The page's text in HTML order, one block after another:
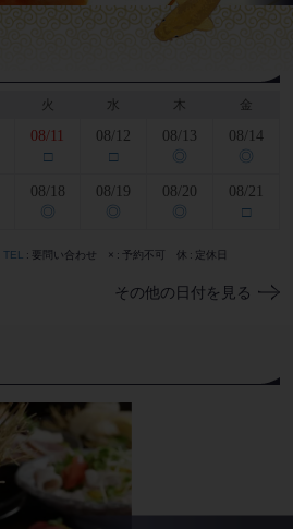
火 水 木 金
08/11
□
08/12
□
08/13
◎
08/14
◎
08/18
◎
08/19
◎
08/20
◎
08/21
□
TEL 要問い合わせ × 予約不可 休 定休日
その他の日付を見る